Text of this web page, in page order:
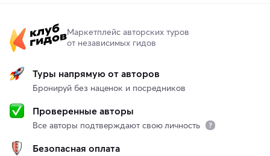
Маркетплейс авторских туров
от независимых гидов
Туры напрямую от авторов
Бронируй без наценок и посредников
Проверенные авторы
Все авторы подтверждают свою личность
Безопасная оплата